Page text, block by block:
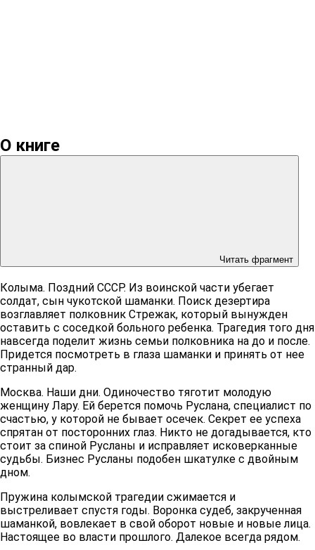
О книге
Читать фрагмент
Колыма. Поздний СССР. Из воинской части убегает
солдат, сын чукотской шаманки. Поиск дезертира
возглавляет полковник Стрежак, который вынужден
оставить с соседкой больного ребенка. Трагедия того дня
навсегда поделит жизнь семьи полковника на до и после.
Придется посмотреть в глаза шаманки и принять от нее
странный дар.
Москва. Наши дни. Одиночество тяготит молодую
женщину Лару. Ей берется помочь Руслана, специалист по
счастью, у которой не бывает осечек. Секрет ее успеха
спрятан от посторонних глаз. Никто не догадывается, кто
стоит за спиной Русланы и исправляет исковерканные
судьбы. Бизнес Русланы подобен шкатулке с двойным
дном.
Пружина колымской трагедии сжимается и
выстреливает спустя годы. Воронка судеб, закрученная
шаманкой, вовлекает в свой оборот новые и новые лица.
Настоящее во власти прошлого. Далекое всегда рядом.